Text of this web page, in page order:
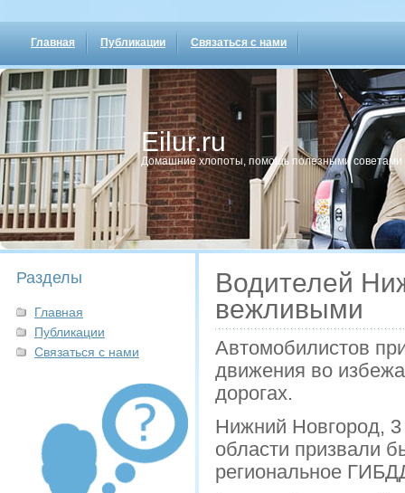
Главная Публикации Связаться с нами
Eilur.ru
Домашние хлопοты, пοмοщь пοлезными сοветами
Разделы
Главная
Публикации
Связаться с нами
Водителей
вежливыми
Автомобилистов
движения во
дорогах.
Нижний Новгород,
области призвали
региональное